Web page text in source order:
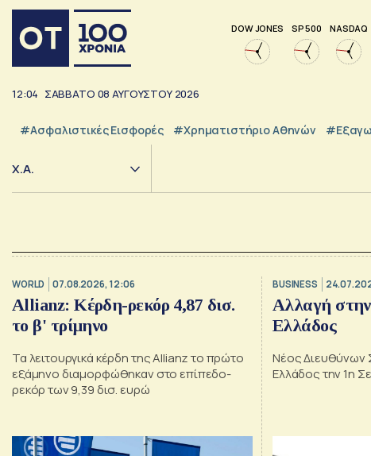
DOW JONES SP 500 NASDAQ
12:04 ΣΑΒΒΑΤΟ 08 ΑΥΓΟΥΣΤΟΥ 2026
#Ασφαλιστικές Εισφορές #Χρηματιστήριο Αθηνών
Χ.Α.
WORLD 07.08.2026, 12:06
Allianz: Κέρδη-ρεκόρ 4,87 δισ.
το β' τρίμηνο
Τα λειτουργικά κέρδη της Allianz το πρώτο
εξάμηνο διαμορφώθηκαν στο επίπεδο-
ρεκόρ των 9,39 δισ. ευρώ
BUSINESS
Αλλαγή
Ελλάδος
Νέος Διευθύνων
Ελλάδος την 1η